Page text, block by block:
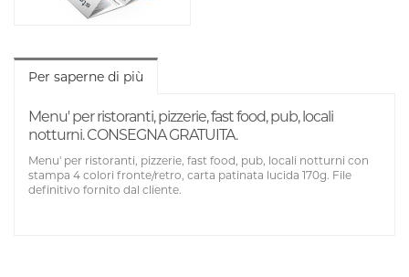
Per saperne di più
Menu' per ristoranti, pizzerie, fast food, pub, locali
notturni. CONSEGNA GRATUITA.
Menu' per ristoranti, pizzerie, fast food, pub, locali notturni con
stampa 4 colori fronte/retro, carta patinata lucida 170g. File
definitivo fornito dal cliente.